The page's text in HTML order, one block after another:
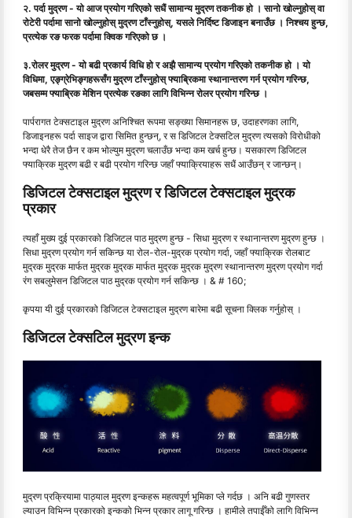
२. पर्दा मुद्रण - यो आज प्रयोग गरिएको सधैं सामान्य मुद्रण तकनीक हो । सानो खोल्नुहोस् वा
रोटेरी पर्दामा सानो खोल्नुहोस् मुद्रण टाँस्नुहोस्, यसले निर्दिष्ट डिजाइन बनाउँछ । निश्चय हुन्छ,
प्रत्येक रङ फरक पर्दामा क्विक गरिएको छ ।
३.रोलर मुद्रण - यो बढी प्रकार्य विधि हो र अझै सामान्य प्रयोग गरिएको तकनीक हो । यो
विधिमा, एङ्ग्रेभिङ्गहरूसँग मुद्रण टाँस्नुहोस् फ्याब्रिकमा स्थानान्तरण गर्न प्रयोग गरिन्छ,
जबसम्म फ्याब्रिक मेशिन प्रत्येक रङका लागि विभिन्न रोलर प्रयोग गरिन्छ ।
पार्परागत टेक्सटाइल मुद्रण अनिश्चित रूपमा सङ्ख्या सिमानहरू छ, उदाहरणका लागि,
डिजाइनहरू पर्दा साइज द्वारा सिमित हुन्छन्, र स डिजिटल टेक्सटिल मुद्रण त्यसको विरोधीको
भन्दा धेरै तेज छैन र कम भोल्युम मुद्रण चलाउँछ भन्दा कम खर्च हुन्छ। यसकारण डिजिटल
फ्याक्रिक मुद्रण बढी र बढी प्रयोग गरिन्छ जहाँ फ्याक्रियाहरू सधैं आउँछन् र जान्छन्।
डिजिटल टेक्सटाइल मुद्रण र डिजिटल टेक्सटाइल मुद्रक
प्रकार
त्यहाँ मुख्य दुई प्रकारको डिजिटल पाठ मुद्रण हुन्छ - सिधा मुद्रण र स्थानान्तरण मुद्रण हुन्छ ।
सिधा मुद्रण प्रयोग गर्न सकिन्छ या रोल-रोल-मुद्रक प्रयोग गर्दा, जहाँ फ्याक्रिक रोलबाट
मुद्रक मुद्रक मार्फत मुद्रक मुद्रक मार्फत मुद्रक मुद्रक मुद्रण स्थानान्तरण मुद्रण प्रयोग गर्दा
रंग सबलुमेसन डिजिटल पाठ मुद्रक प्रयोग गर्न सकिन्छ । & # 160;
कृपया यी दुई प्रकारको डिजिटल टेक्सटाइल मुद्रण बारेमा बढी सूचना क्लिक गर्नुहोस् ।
डिजिटल टेक्सटिल मुद्रण इन्क
मुद्रण प्रक्रियामा पाठ्याल मुद्रण इन्कहरू महत्वपूर्ण भूमिका प्ले गर्दछ । अनि बढी गुणस्तर
ल्याउन विभिन्न प्रकारको इन्कको भिन्न प्रकार लागू गरिन्छ । हामीले तपाईँको लागि विभिन्न